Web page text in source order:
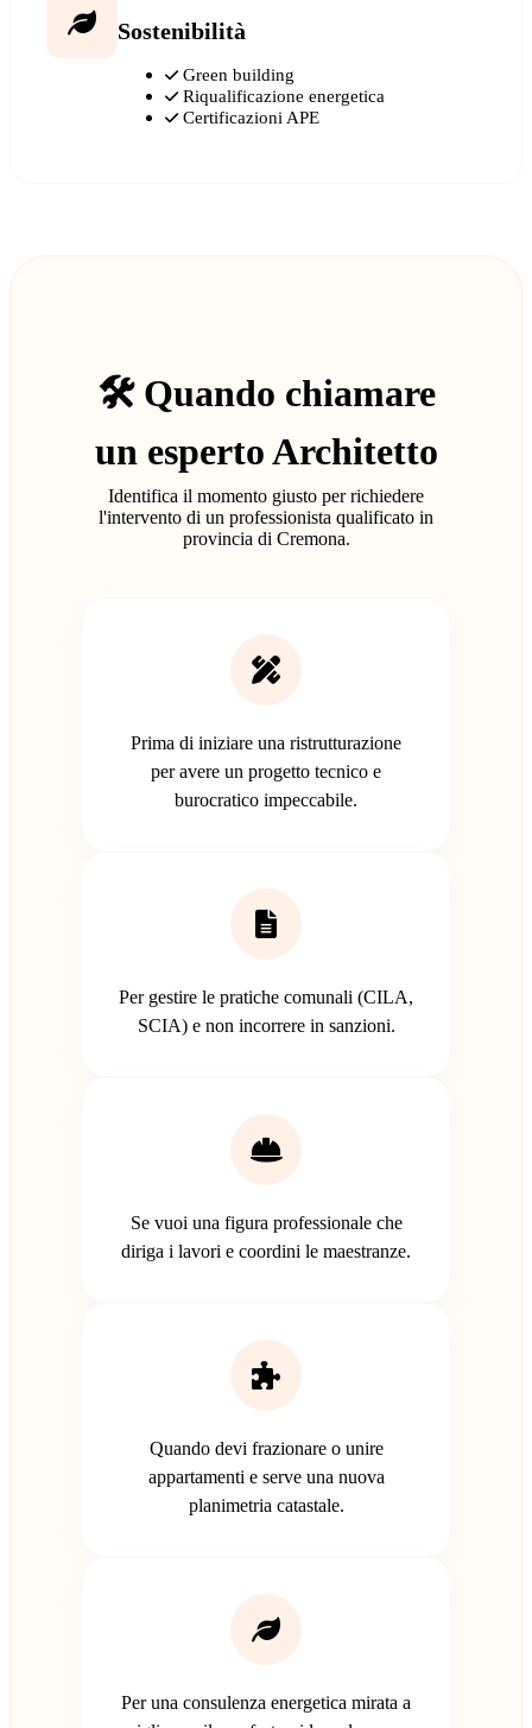
Sostenibilità
Green building
Riqualificazione energetica
Certificazioni APE
🛠️ Quando chiamare
un esperto Architetto
Identifica il momento giusto per richiedere
l'intervento di un professionista qualificato in
provincia di Cremona.
Prima di iniziare una ristrutturazione
per avere un progetto tecnico e
burocratico impeccabile.
Per gestire le pratiche comunali (CILA,
SCIA) e non incorrere in sanzioni.
Se vuoi una figura professionale che
diriga i lavori e coordini le maestranze.
Quando devi frazionare o unire
appartamenti e serve una nuova
planimetria catastale.
Per una consulenza energetica mirata a